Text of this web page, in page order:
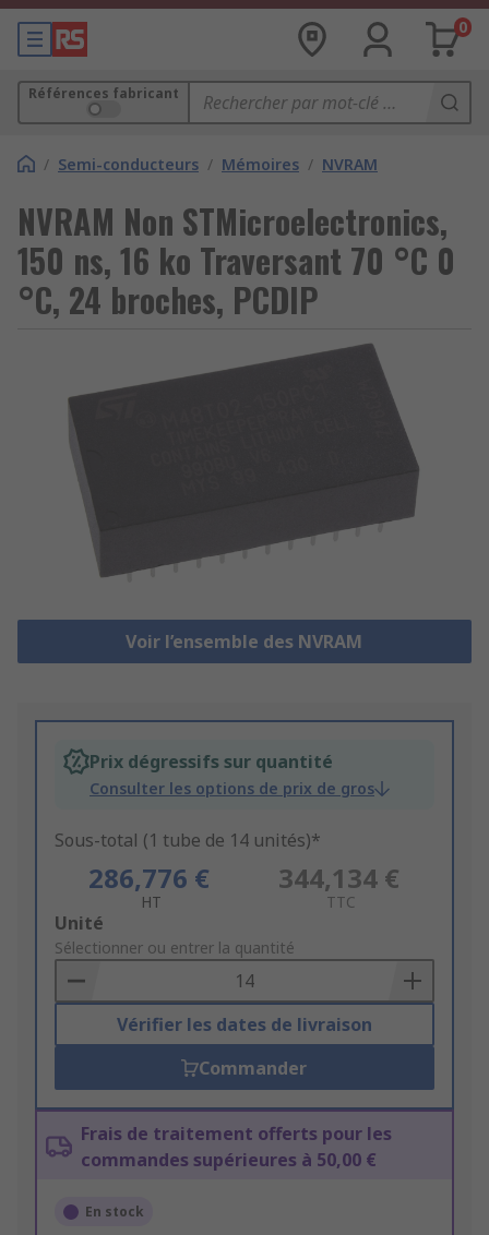
0
Références fabricant
/ Semi-conducteurs / Mémoires / NVRAM
NVRAM Non STMicroelectronics,
150 ns, 16 ko Traversant 70 °C 0
°C, 24 broches, PCDIP
Voir l’ensemble des NVRAM
Prix dégressifs sur quantité
Consulter les options de prix de gros
Sous-total (1 tube de 14 unités)*
286,776 €
HT
344,134 €
TTC
Add
to
Basket
Unité
Sélectionner ou entrer la quantité
Vérifier les dates de livraison
Commander
Frais de traitement offerts pour les
commandes supérieures à 50,00 €
En stock